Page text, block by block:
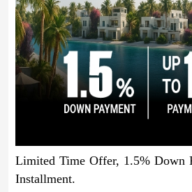
Limited Time Offer, 1.5% Down
Installment.